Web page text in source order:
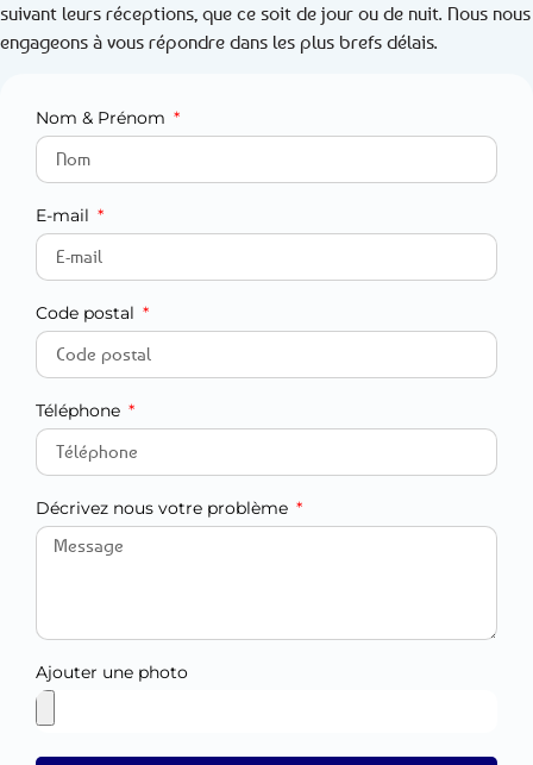
suivant leurs réceptions, que ce soit de jour ou de nuit. Nous nous
engageons à vous répondre dans les plus brefs délais.
Nom & Prénom
E-mail
Code postal
Téléphone
Décrivez nous votre problème
Ajouter une photo